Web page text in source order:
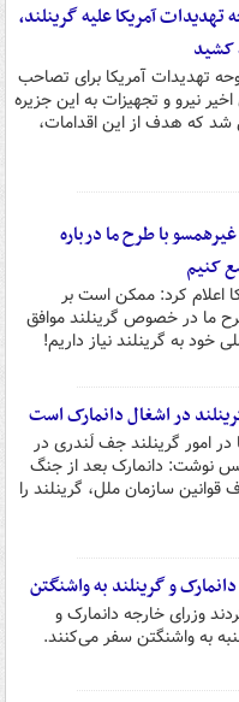
آمریکا علیه گرینلند،
کشید
تهدیدات آمریکا برای تصاحب
نیرو و تجهیزات به این جزیره
شد که هدف از این اقدامات،
با طرح ما درباره
کنیم
اعلام کرد: ممکن است بر
ما در خصوص گرینلند موافق
خود به گرینلند نیاز داریم!
در اشغال دانمارک است
در امور گرینلند جف لَندری در
نوشت: دانمارک بعد از جنگ
قوانین سازمان ملل، گرینلند را
و گرینلند به واشنگتن
وزرای خارجه دانمارک و
به واشنگتن سفر می‌کنند.